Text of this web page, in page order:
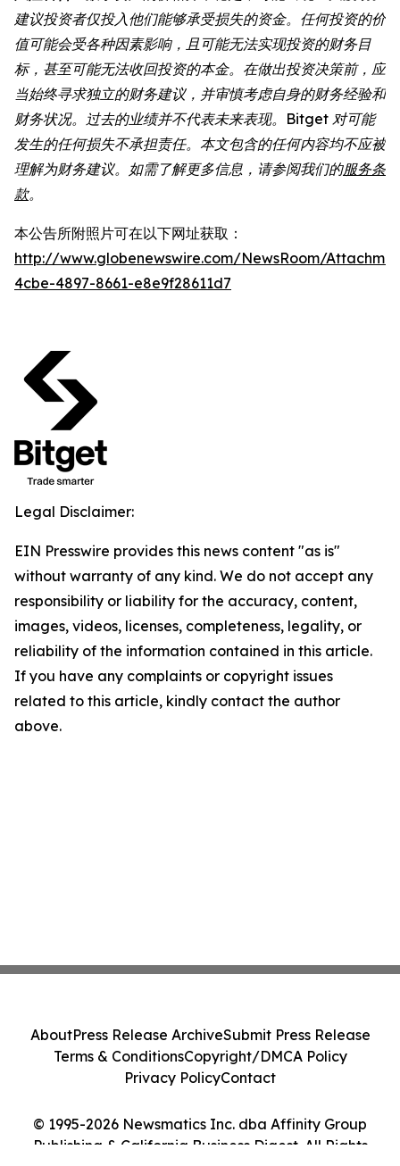
建议投资者仅投入他们能够承受损失的资金。任何投资的价
值可能会受各种因素影响，且可能无法实现投资的财务目
标，甚至可能无法收回投资的本金。在做出投资决策前，应
当始终寻求独立的财务建议，并审慎考虑自身的财务经验和
财务状况。过去的业绩并不代表未来表现。Bitget 对可能
发生的任何损失不承担责任。本文包含的任何内容均不应被
理解为财务建议。如需了解更多信息，请参阅我们的服务条
款。
本公告所附照片可在以下网址获取：
http://www.globenewswire.com/NewsRoom/
4cbe-4897-8661-e8e9f28611d7
Legal Disclaimer:
EIN Presswire provides this news content "as is"
without warranty of any kind. We do not accept any
responsibility or liability for the accuracy, content,
images, videos, licenses, completeness, legality, or
reliability of the information contained in this article.
If you have any complaints or copyright issues
related to this article, kindly contact the author
above.
© 1995-2026 Newsmatics Inc. dba Affinity Group
Publishing & California Business Digest. All Rights
AboutPress Release ArchiveSubmit Press Release
Terms & ConditionsCopyright/DMCA Policy
Privacy PolicyContact